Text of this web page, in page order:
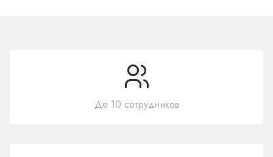
До 10 сотрудников